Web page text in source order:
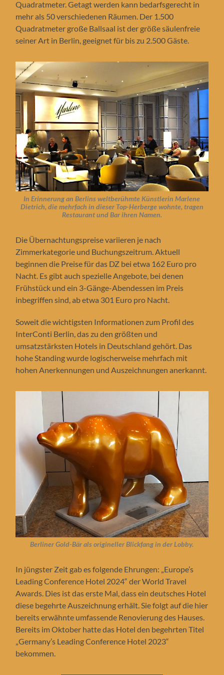
Quadratmeter. Getagt werden kann bedarfsgerecht in
mehr als 50 verschiedenen Räumen. Der 1.500
Quadratmeter große Ballsaal ist der größe säulenfreie
seiner Art in Berlin, geeignet für bis zu 2.500 Gäste.
In Erinnerung an Berlins weltberühmte Künstlerin Marlene
Dietrich, die mehrfach in dieser Top-Herberge wohnte, tragen
Restaurant und Bar ihren Namen.
Die Übernachtungspreise variieren je nach
Zimmerkategorie und Buchungszeitrum. Aktuell
beginnen die Preise für das DZ bei etwa 162 Euro pro
Nacht. Es gibt auch spezielle Angebote, bei denen
Frühstück und ein 3-Gänge-Abendessen im Preis
inbegriffen sind, ab etwa 301 Euro pro Nacht.
Soweit die wichtigsten Informationen zum Profil des
InterConti Berlin, das zu den größten und
umsatzstärksten Hotels in Deutschland gehört. Das
hohe Standing wurde logischerweise mehrfach mit
hohen Anerkennungen und Auszeichnungen anerkannt.
Berliner Gold-Bär als origineller Blickfang in der Lobby.
In jüngster Zeit gab es folgende Ehrungen: „Europe’s
Leading Conference Hotel 2024“ der World Travel
Awards. Dies ist das erste Mal, dass ein deutsches Hotel
diese begehrte Auszeichnung erhält. Sie folgt auf die hier
bereits erwähnte umfassende Renovierung des Hauses.
Bereits im Oktober hatte das Hotel den begehrten Titel
„Germany’s Leading Conference Hotel 2023“
bekommen.